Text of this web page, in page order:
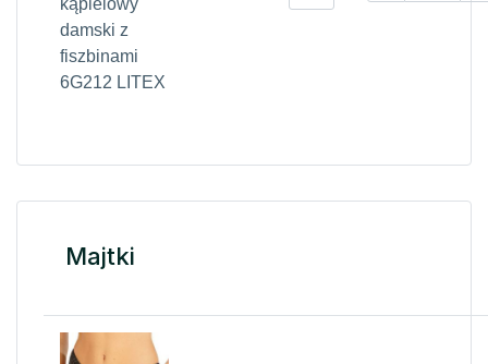
kąpielowy
damski z
fiszbinami
6G212 LITEX
Majtki